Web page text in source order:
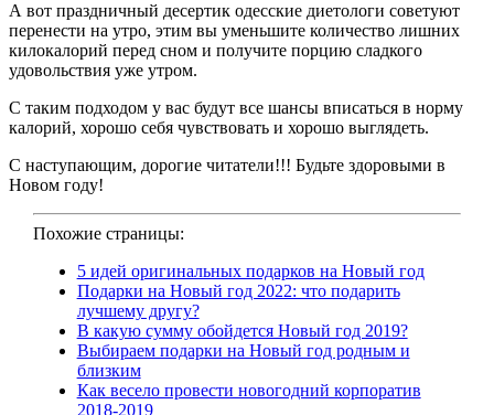
А вот праздничный десертик одесские диетологи советуют
перенести на утро, этим вы уменьшите количество лишних
килокалорий перед сном и получите порцию сладкого
удовольствия уже утром.
С таким подходом у вас будут все шансы вписаться в норму
калорий, хорошо себя чувствовать и хорошо выглядеть.
С наступающим, дорогие читатели!!! Будьте здоровыми в
Новом году!
Похожие страницы:
5 идей оригинальных подарков на Новый год
Подарки на Новый год 2022: что подарить
лучшему другу?
В какую сумму обойдется Новый год 2019?
Выбираем подарки на Новый год родным и
близким
Как весело провести новогодний корпоратив
2018-2019